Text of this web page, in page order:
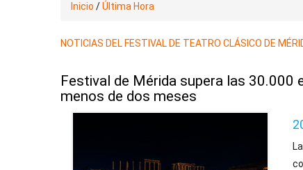
Inicio /Última Hora
NOTICIAS DEL FESTIVAL DE TEATRO CLÁSICO DE
Festival de Mérida supera las 30.000
menos de dos meses